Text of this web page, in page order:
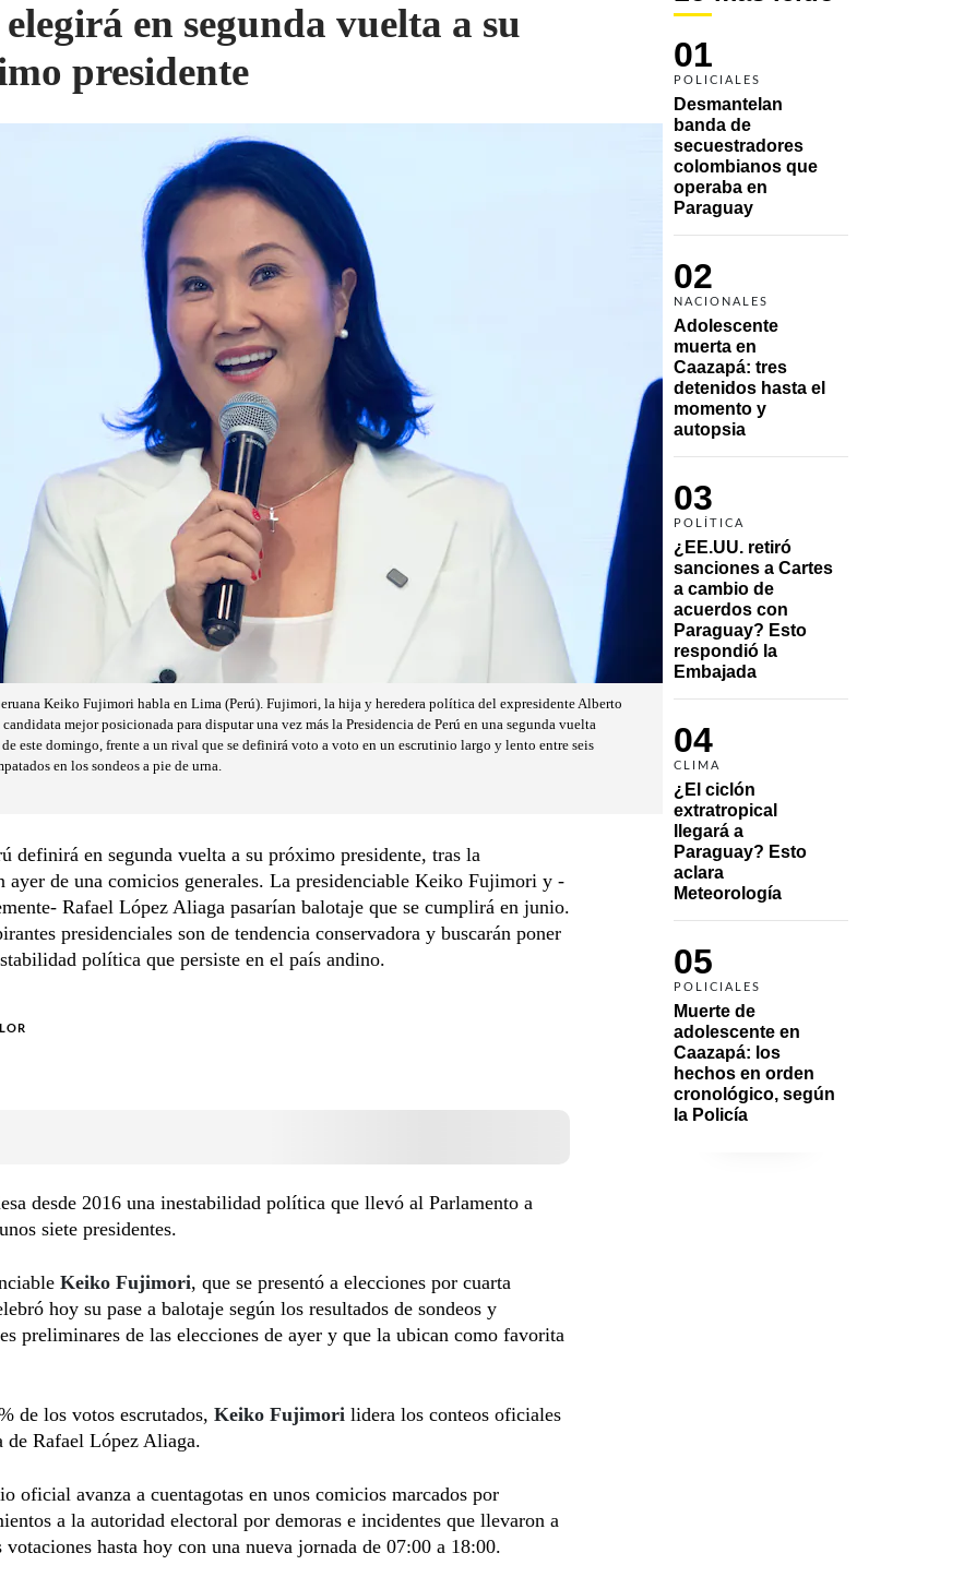
01
POLICIALES
Desmantelan
banda de
secuestradores
colombianos que
operaba en
Paraguay
02
NACIONALES
Adolescente
muerta en
Caazapá: tres
detenidos hasta el
momento y
autopsia
03
POLÍTICA
¿EE.UU. retiró
sanciones a Cartes
a cambio de
acuerdos con
Paraguay? Esto
respondió la
Embajada
04
CLIMA
¿El ciclón
extratropical
llegará a
Paraguay? Esto
aclara
Meteorología
05
POLICIALES
Muerte de
adolescente en
Caazapá: los
hechos en orden
cronológico, según
la Policía
en segunda vuelta a su
presidente
Keiko Fujimori habla en Lima (Perú). Fujimori, la hija y heredera política del expresidente Alberto
mejor posicionada para disputar una vez más la Presidencia de Perú en una segunda vuelta
este domingo, frente a un rival que se definirá voto a voto en un escrutinio largo y lento entre seis
en los sondeos a pie de urna.
definirá en segunda vuelta a su próximo presidente, tras la
ayer de una comicios generales. La presidenciable Keiko Fujimori y -
Rafael López Aliaga pasarían balotaje que se cumplirá en junio.
presidenciales son de tendencia conservadora y buscarán poner
política que persiste en el país andino.
desde 2016 una inestabilidad política que llevó al Parlamento a
siete presidentes.
Keiko Fujimori, que se presentó a elecciones por cuarta
hoy su pase a balotaje según los resultados de sondeos y
preliminares de las elecciones de ayer y que la ubican como favorita
de los votos escrutados, Keiko Fujimori lidera los conteos oficiales
de Rafael López Aliaga.
oficial avanza a cuentagotas en unos comicios marcados por
a la autoridad electoral por demoras e incidentes que llevaron a
hasta hoy con una nueva jornada de 07:00 a 18:00.